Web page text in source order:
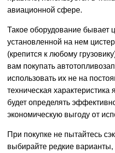
авиационной сфере.
Такое оборудование бывает
установленной на нем
(крепится к любому
вам покупать
использовать их не на
техническая характеристика
будет определять
экономическую выгоду от
При покупке не пытайтесь
выбирайте редкие варианты,